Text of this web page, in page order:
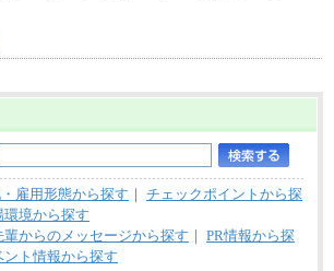
雇用形態から探す ｜ チェックポイントから探
環境から探す
輩からのメッセージから探す ｜ PR情報から探
ト情報から探す